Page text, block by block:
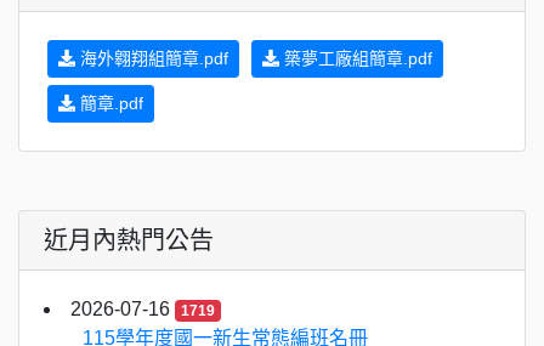
海外翱翔組簡章.pdf 築夢工廠組簡章.pdf
簡章.pdf
近月內熱門公告
2026-07-16 1719
115學年度國一新生常態編班名冊